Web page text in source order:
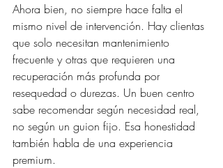
Ahora bien, no siempre hace falta el
mismo nivel de intervención. Hay clientas
que solo necesitan mantenimiento
frecuente y otras que requieren una
recuperación más profunda por
resequedad o durezas. Un buen centro
sabe recomendar según necesidad real,
no según un guion fijo. Esa honestidad
también habla de una experiencia
premium.